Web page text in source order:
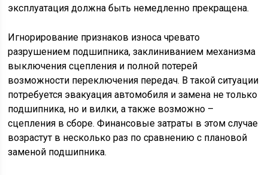
эксплуатация должна быть немедленно прекращена.
Игнорирование признаков износа чревато
разрушением подшипника, заклиниванием механизма
выключения сцепления и полной потерей
возможности переключения передач. В такой ситуации
потребуется эвакуация автомобиля и замена не только
подшипника, но и вилки, а также возможно –
сцепления в сборе. Финансовые затраты в этом случае
возрастут в несколько раз по сравнению с плановой
заменой подшипника.